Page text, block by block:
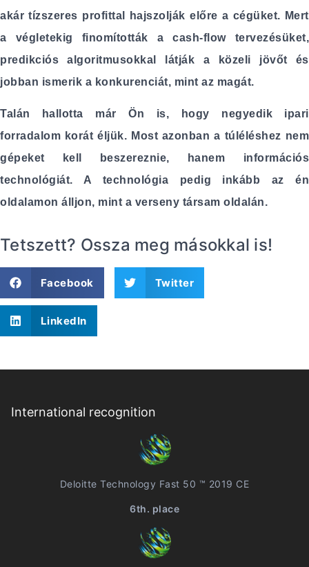
akár tízszeres profittal hajszolják előre a cégüket. Mert
a végletekig finomították a cash-flow tervezésüket,
predikciós algoritmusokkal látják a közeli jövőt és
jobban ismerik a konkurenciát, mint az magát.
Talán hallotta már Ön is, hogy negyedik ipari
forradalom korát éljük. Most azonban a túléléshez nem
gépeket kell beszereznie, hanem információs
technológiát. A technológia pedig inkább az én
oldalamon álljon, mint a verseny társam oldalán.
Tetszett? Ossza meg másokkal is!
Facebook Twitter
LinkedIn
International recognition
Deloitte Technology Fast 50 ™ 2019 CE
6th. place